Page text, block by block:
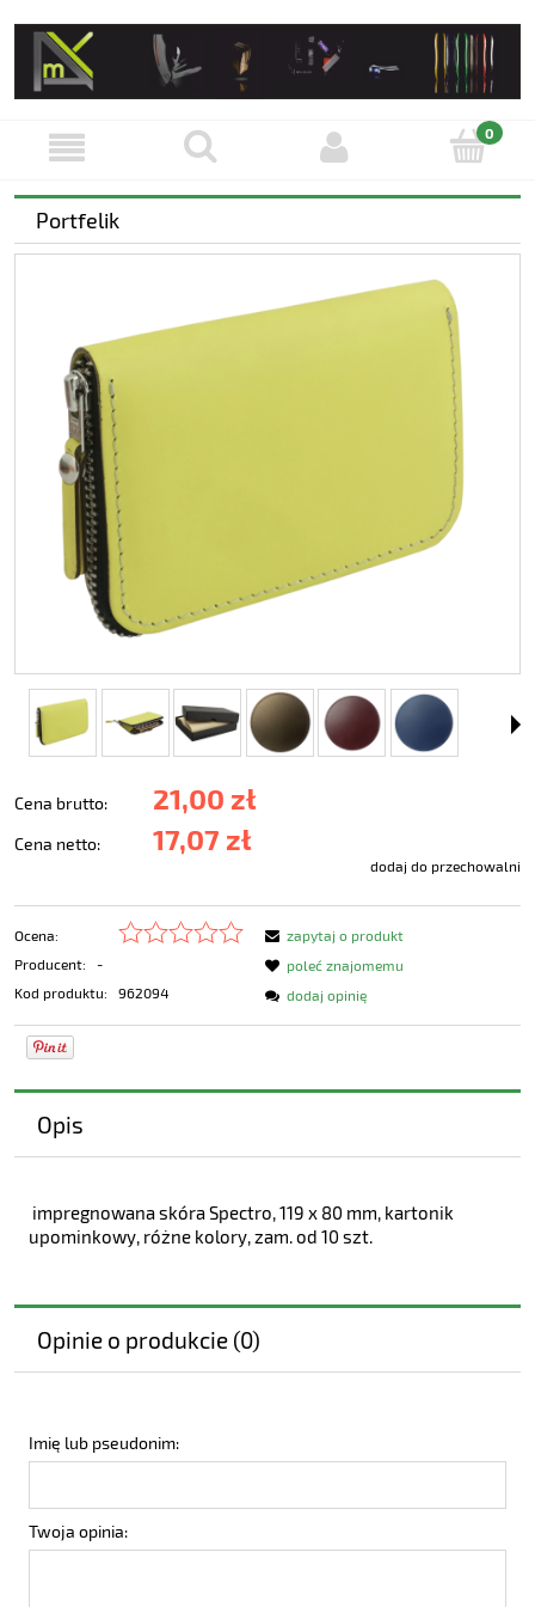
Portfelik
Cena brutto: 21,00 zł
Cena netto: 17,07 zł
dodaj do przechowalni
Ocena:
Producent:
-
Kod produktu:
962094
zapytaj o produkt
poleć znajomemu
dodaj opinię
Opis
impregnowana skóra Spectro, 119 x 80 mm, kartonik
upominkowy, różne kolory, zam. od 10 szt.
Opinie o produkcie (0)
Imię lub pseudonim:
Twoja opinia: